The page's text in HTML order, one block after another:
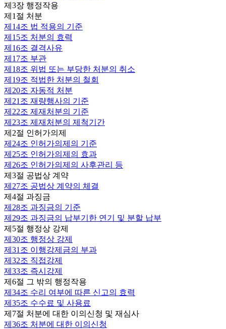
제3장 행정작용
제1절 처분
제14조 법 적용의 기준
제15조 처분의 효력
제16조 결격사유
제17조 부관
제18조 위법 또는 부당한 처분의 취소
제19조 적법한 처분의 철회
제20조 자동적 처분
제21조 재량행사의 기준
제22조 제재처분의 기준
제23조 제재처분의 제척기간
제2절 인허가의제
제24조 인허가의제의 기준
제25조 인허가의제의 효과
제26조 인허가의제의 사후관리 등
제3절 공법상 계약
제27조 공법상 계약의 체결
제4절 과징금
제28조 과징금의 기준
제29조 과징금의 납부기한 연기 및 분할 납부
제5절 행정상 강제
제30조 행정상 강제
제31조 이행강제금의 부과
제32조 직접강제
제33조 즉시강제
제6절 그 밖의 행정작용
제34조 수리 여부에 따른 신고의 효력
제35조 수수료 및 사용료
제7절 처분에 대한 이의신청 및 재심사
제36조 처분에 대한 이의신청